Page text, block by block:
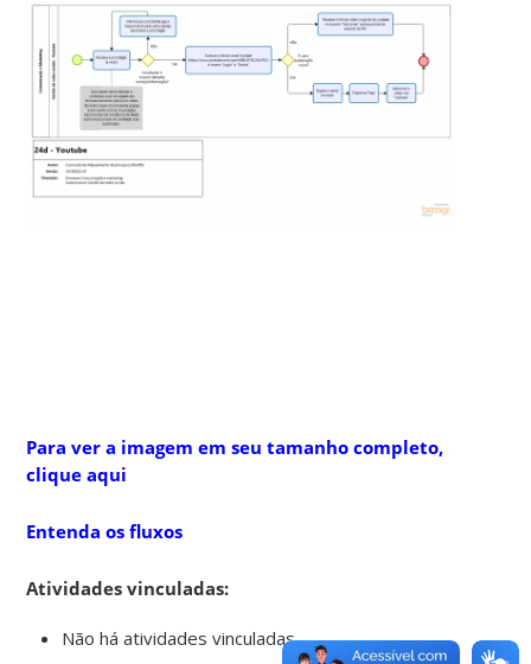
Para ver a imagem em seu tamanho completo,
clique aqui
Entenda os fluxos
Atividades vinculadas:
Não há atividades vinculadas.